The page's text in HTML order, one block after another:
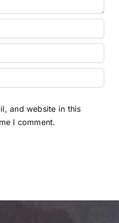
and website in this
I comment.